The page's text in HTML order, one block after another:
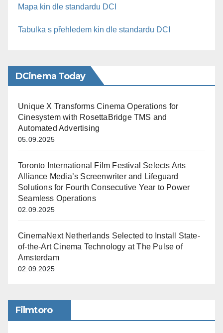
Mapa kin dle standardu DCI
Tabulka s přehledem kin dle standardu DCI
DCinema Today
Unique X Transforms Cinema Operations for
Cinesystem with RosettaBridge TMS and
Automated Advertising
05.09.2025
Toronto International Film Festival Selects Arts
Alliance Media’s Screenwriter and Lifeguard
Solutions for Fourth Consecutive Year to Power
Seamless Operations
02.09.2025
CinemaNext Netherlands Selected to Install State-
of-the-Art Cinema Technology at The Pulse of
Amsterdam
02.09.2025
Filmtoro